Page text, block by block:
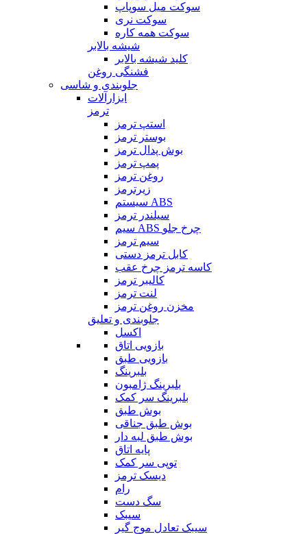
سوکت میل سوپاپ
سوکت نری
سوکت همه کاره
شیشه بالابر
کلید شیشه بالابر
فشنگی روغن
جلوبندی و شاسی
ابزارآلات
ترمز
استپ ترمز
بوستر ترمز
بوش پدال ترمز
پمپ ترمز
روغن ترمز
زیرترمز
سیستم ABS
سیلندر ترمز
سیم ABS چرخ جلو
سیم ترمز
کابل ترمز دستی
کاسه ترمز چرخ عقب
کالیبر ترمز
لنت ترمز
مخزن روغن ترمز
جلوبندی و تعلیق
اکسل
بازویی اتاق
بازویی طبق
بلبرینگ
بلبرینگ ژامبون
بلبرینگ سر کمک
بوش طبق
بوش طبق جناقی
بوش طبق لبه دار
پایه اتاق
توپی سر کمک
دیسک ترمز
رام
سگ دست
سیبک
سیبک تعادل موج گیر